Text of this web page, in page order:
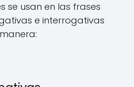
se usan en las frases
e interrogativas